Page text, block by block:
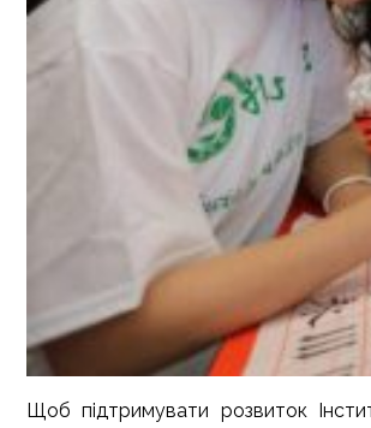
Щоб підтримувати розвиток